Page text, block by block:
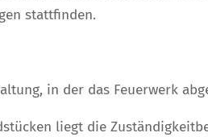
stattfinden.
in der das Feuerwerk
liegt die